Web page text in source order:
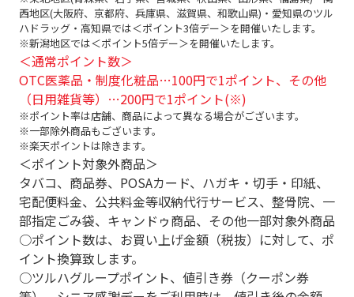
西地区(大阪府、京都府、兵庫県、滋賀県、和歌山県)・愛知県のツル
ハドラッグ・高知県では＜ポイント3倍デー＞を開催いたします。
※新潟地区では＜ポイント5倍デー＞を開催いたします。
＜通常ポイント数＞
OTC医薬品・制度化粧品…100円で1ポイント、その他
（日用雑貨等）…200円で1ポイント(※)
※ポイント率は店舗、商品によって異なる場合がございます。
※一部除外商品もございます。
※楽天ポイントは除きます。
＜ポイント対象外商品＞
タバコ、商品券、POSAカード、ハガキ・切手・印紙、
宅配便料金、公共料金等収納代行サービス、整骨院、一
部指定ごみ袋、キャンドゥ商品、その他一部対象外商品
○ポイント数は、お買い上げ金額（税抜）に対して、ポ
イント換算致します。
○ツルハグループポイント、値引き券（クーポン券